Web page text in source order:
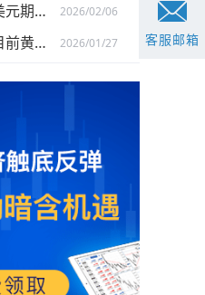
AvaTrade官网：美元期货走强的情况下，现货黄金价格探底回升 2026/02/06
AvaTrade爱华：目前黄金价格涨势延续，关注全球市场变化 2026/01/27 客服邮箱